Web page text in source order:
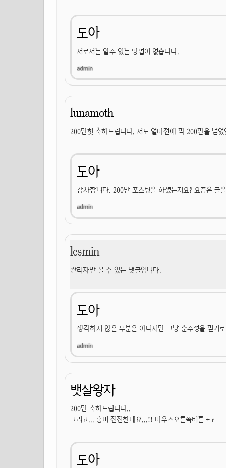
도아
저로서는 알수 있는 방법이 없습니다.
lunamoth
200만힛 축하드립니다. 저도 얼마전에 막 200만을 넘
도아
감사합니다. 200만 포스팅을 하셨는지요? 요즘은 글
lesmin
관리자만 볼 수 있는 댓글입니다.
도아
생각하지 않은 부분은 아니지만 그냥 순수성을 믿기
뱃살왕자
200만 축하드립니다..
그리고... 흥미 진진한데요...!! 마우스오른쪽버튼 + r
도아